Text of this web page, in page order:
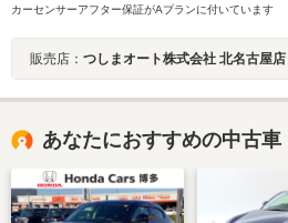
カーセンサーアフター保証がAプランに付いています
販売店： つしまオート株式会社 北名古屋店
あなたにおすすめの中古車